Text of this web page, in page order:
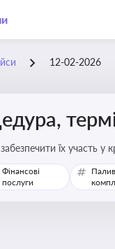
12-02-2026
їх участь
Фінансові
послуги